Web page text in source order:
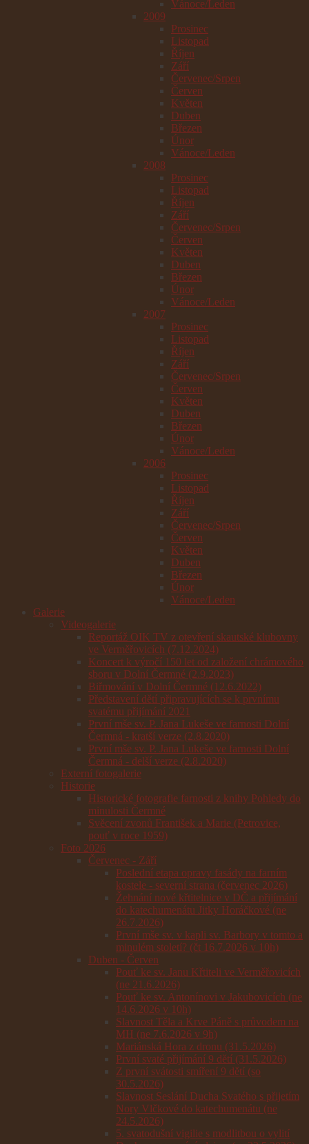
Vánoce/Leden
2009
Prosinec
Listopad
Říjen
Září
Červenec/Srpen
Červen
Květen
Duben
Březen
Únor
Vánoce/Leden
2008
Prosinec
Listopad
Říjen
Září
Červenec/Srpen
Červen
Květen
Duben
Březen
Únor
Vánoce/Leden
2007
Prosinec
Listopad
Říjen
Září
Červenec/Srpen
Červen
Květen
Duben
Březen
Únor
Vánoce/Leden
2006
Prosinec
Listopad
Říjen
Září
Červenec/Srpen
Červen
Květen
Duben
Březen
Únor
Vánoce/Leden
Galerie
Videogalerie
Reportáž OIK TV z otevření skautské klubovny
ve Verměřovicích (7.12.2024)
Koncert k výročí 150 let od založení chrámového
sboru v Dolní Čermné (2.9.2023)
Biřmování v Dolní Čermné (12.6.2022)
Představení dětí připravujících se k prvnímu
svatému přijímání 2021
První mše sv. P. Jana Lukeše ve farnosti Dolní
Čermná - kratší verze (2.8.2020)
První mše sv. P. Jana Lukeše ve farnosti Dolní
Čermná - delší verze (2.8.2020)
Externí fotogalerie
Historie
Historické fotografie farnosti z knihy Pohledy do
minulosti Čermné
Svěcení zvonů František a Marie (Petrovice,
pouť v roce 1959)
Foto 2026
Červenec - Září
Poslední etapa opravy fasády na farním
kostele - severní strana (červenec 2026)
Žehnání nové křtitelnice v DČ a přijímání
do katechumenátu Jitky Horáčkové (ne
26.7.2026)
První mše sv. v kapli sv. Barbory v tomto a
minulém století? (čt 16.7.2026 v 10h)
Duben - Červen
Pouť ke sv. Janu Křtiteli ve Verměřovicích
(ne 21.6.2026)
Pouť ke sv. Antonínovi v Jakubovicích (ne
14.6.2026 v 10h)
Slavnost Těla a Krve Páně s průvodem na
MH (ne 7.6.2026 v 9h)
Mariánská Hora z dronu (31.5.2026)
První svaté přijímání 9 dětí (31.5.2026)
Z první svátosti smíření 9 dětí (so
30.5.2026)
Slavnost Seslání Ducha Svatého s přijetím
Nory Vlčkové do katechumenátu (ne
24.5.2026)
5. svatodušní vigilie s modlitbou o vylití